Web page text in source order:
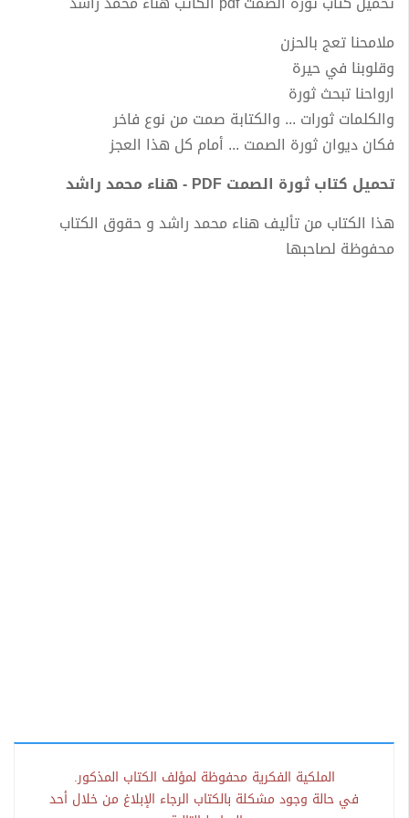
ملامحنا تعج بالحزن
وقلوبنا في حيرة
ارواحنا تبحث ثورة
والكلمات ثورات ... والكتابة صمت من نوع فاخر
فكان ديوان ثورة الصمت ... أمام كل هذا العجز
تحميل كتاب ثورة الصمت PDF - هناء محمد راشد
هذا الكتاب من تأليف هناء محمد راشد و حقوق الكتاب
محفوظة لصاحبها
الملكية الفكرية محفوظة لمؤلف الكتاب المذكور.
في حالة وجود مشكلة بالكتاب الرجاء الإبلاغ من خلال أحد